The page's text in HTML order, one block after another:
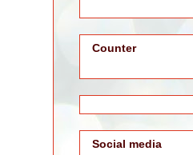
Counter
Social media